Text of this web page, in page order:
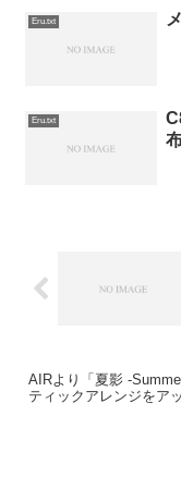
Eru.txt
Eru.txt
AIRより「夏影 -
ティックアレンジをア